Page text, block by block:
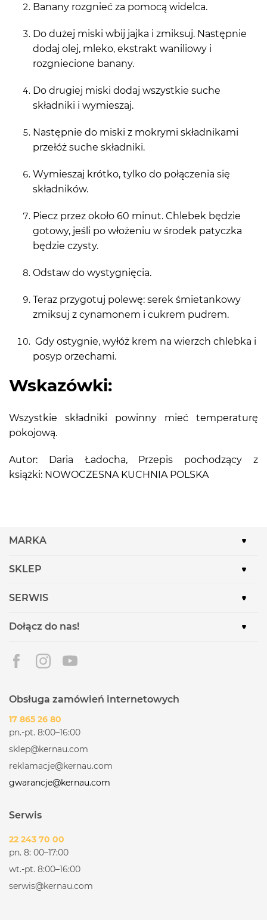
Banany rozgnieć za pomocą widelca.
Do dużej miski wbij jajka i zmiksuj. Następnie
dodaj olej, mleko, ekstrakt waniliowy i
rozgniecione banany.
Do drugiej miski dodaj wszystkie suche
składniki i wymieszaj.
Następnie do miski z mokrymi składnikami
przełóż suche składniki.
Wymieszaj krótko, tylko do połączenia się
składników.
Piecz przez około 60 minut. Chlebek będzie
gotowy, jeśli po włożeniu w środek patyczka
będzie czysty.
Odstaw do wystygnięcia.
Teraz przygotuj polewę: serek śmietankowy
zmiksuj z cynamonem i cukrem pudrem.
Gdy ostygnie, wyłóż krem na wierzch chlebka i
posyp orzechami.
Wskazówki:
Wszystkie składniki powinny mieć temperaturę
pokojową.
Autor: Daria Ładocha, Przepis pochodzący z
książki: NOWOCZESNA KUCHNIA POLSKA
MARKA
SKLEP
SERWIS
Dołącz do nas!
Obsługa zamówień internetowych
17 865 26 80
pn.-pt. 8:00–16:00
sklep@kernau.com
reklamacje@kernau.com
gwarancje@kernau.com
Serwis
22 243 70 00
pn. 8: 00–17:00
wt.-pt. 8:00–16:00
serwis@kernau.com